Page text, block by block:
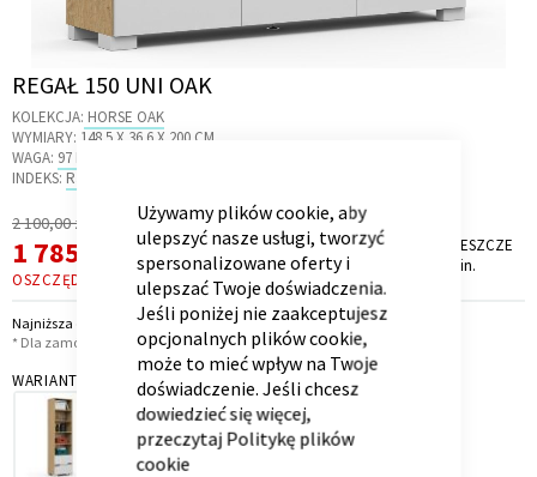
Używamy plików cookie, aby
ulepszyć nasze usługi, tworzyć
spersonalizowane oferty i
ulepszać Twoje doświadczenia.
Jeśli poniżej nie zaakceptujesz
opcjonalnych plików cookie,
może to mieć wpływ na Twoje
doświadczenie. Jeśli chcesz
dowiedzieć się więcej,
przeczytaj Politykę plików
cookie
Skip
the
beginning
of
images
gallery
REGAŁ 150 UNI OAK
KOLEKCJA: HORSE OAK
WYMIARY: 148.5 X 36.6 X 200 CM
WAGA: 97 KG
INDEKS: R3.21
Regularna
Cena
2 100,00 zł
Cena
promocyjna
1 785,00 zł*
OSZCZĘDZASZ 315,00 ZŁ
PROMOCJA TRWA JESZCZE
9 dni, 8 godz. i 39 min.
Najniższa cena z 30 dni przed obniżką: 1 785,00 zł
* Dla zamówień powyżej 6 999,00 zł
WARIANT
Kontenerek
Toaletka Skrzynia i stolik